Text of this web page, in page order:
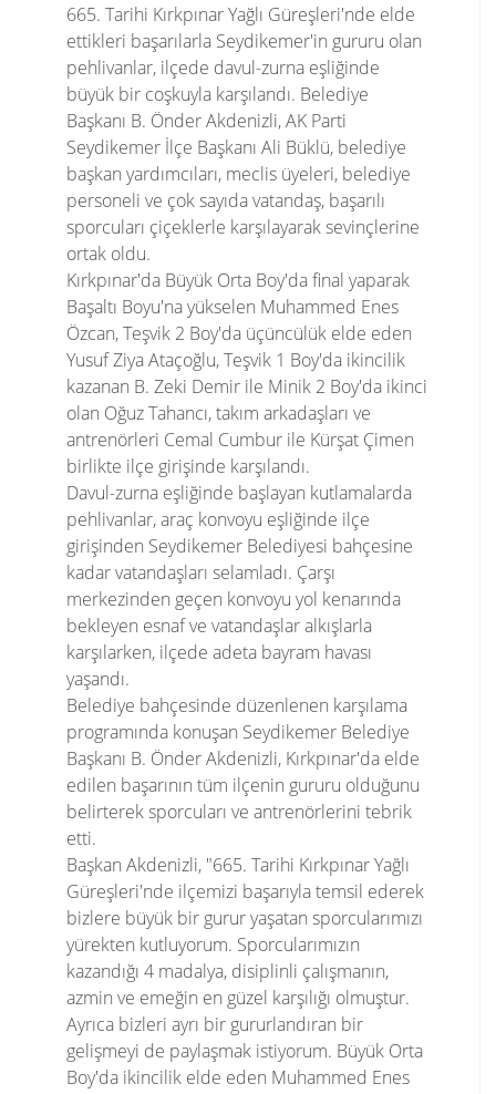
665. Tarihi Kırkpınar Yağlı Güreşleri'nde elde
ettikleri başarılarla Seydikemer'in gururu olan
pehlivanlar, ilçede davul-zurna eşliğinde
büyük bir coşkuyla karşılandı. Belediye
Başkanı B. Önder Akdenizli, AK Parti
Seydikemer İlçe Başkanı Ali Büklü, belediye
başkan yardımcıları, meclis üyeleri, belediye
personeli ve çok sayıda vatandaş, başarılı
sporcuları çiçeklerle karşılayarak sevinçlerine
ortak oldu.
Kırkpınar'da Büyük Orta Boy'da final yaparak
Başaltı Boyu'na yükselen Muhammed Enes
Özcan, Teşvik 2 Boy'da üçüncülük elde eden
Yusuf Ziya Ataçoğlu, Teşvik 1 Boy'da ikincilik
kazanan B. Zeki Demir ile Minik 2 Boy'da ikinci
olan Oğuz Tahancı, takım arkadaşları ve
antrenörleri Cemal Cumbur ile Kürşat Çimen
birlikte ilçe girişinde karşılandı.
Davul-zurna eşliğinde başlayan kutlamalarda
pehlivanlar, araç konvoyu eşliğinde ilçe
girişinden Seydikemer Belediyesi bahçesine
kadar vatandaşları selamladı. Çarşı
merkezinden geçen konvoyu yol kenarında
bekleyen esnaf ve vatandaşlar alkışlarla
karşılarken, ilçede adeta bayram havası
yaşandı.
Belediye bahçesinde düzenlenen karşılama
programında konuşan Seydikemer Belediye
Başkanı B. Önder Akdenizli, Kırkpınar'da elde
edilen başarının tüm ilçenin gururu olduğunu
belirterek sporcuları ve antrenörlerini tebrik
etti.
Başkan Akdenizli, "665. Tarihi Kırkpınar Yağlı
Güreşleri'nde ilçemizi başarıyla temsil ederek
bizlere büyük bir gurur yaşatan sporcularımızı
yürekten kutluyorum. Sporcularımızın
kazandığı 4 madalya, disiplinli çalışmanın,
azmin ve emeğin en güzel karşılığı olmuştur.
Ayrıca bizleri ayrı bir gururlandıran bir
gelişmeyi de paylaşmak istiyorum. Büyük Orta
Boy'da ikincilik elde eden Muhammed Enes